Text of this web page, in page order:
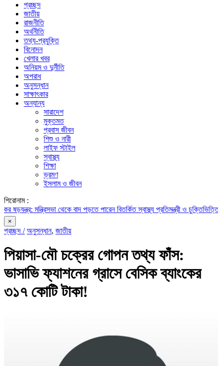
প্রচ্ছদ
জাতীয়
রাজনীতি
অর্থনীতি
তথ্য-প্রযুক্তি
বিনোদন
খেলার খবর
অনিয়ম ও দুর্নীতি
অপরাধ
অনুসন্ধান
সাক্ষাৎকার
অন্যান্য
সারাদেশ
মুক্তমত
প্রবাস জীবন
শিশু ও নারী
লাইফ স্টাইল
স্বাস্থ্য
শিক্ষা
ভ্রমণ
ইসলাম ও জীবন
শিরোনাম :
মন্ত্রিসভা থেকে বাদ পড়তে পারেন বিতর্কিত স্বাস্থ্য প্রতিমন্ত্রী ও চুক্তিভিত্তিক সচিব!
×
প্রচ্ছদ / অনুসন্ধান, জাতীয়
পিয়াসা-মৌ চক্রের গোপন তথ্য ফাঁস:
ভাসাভি ফ্যাশনের গ্রাসে বেসিক ব্যাংকের
৩১৭ কোটি টাকা!